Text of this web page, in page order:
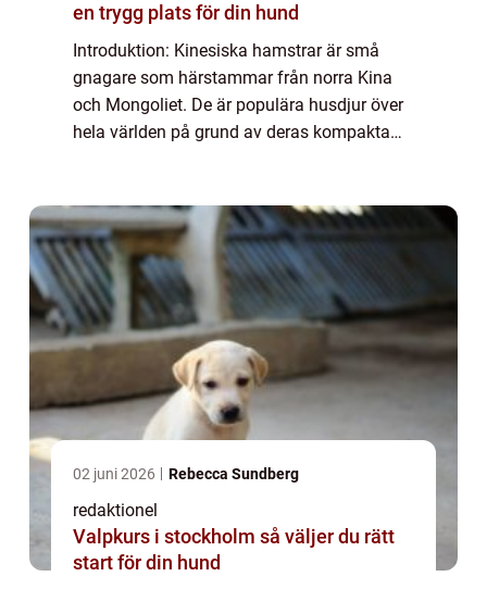
en trygg plats för din hund
Introduktion: Kinesiska hamstrar är små
gnagare som härstammar från norra Kina
och Mongoliet. De är populära husdjur över
hela världen på grund av deras kompakta
kommer vi...
02 juni 2026 Rebecca Sundberg
redaktionel
Valpkurs i stockholm så väljer du rätt
start för din hund